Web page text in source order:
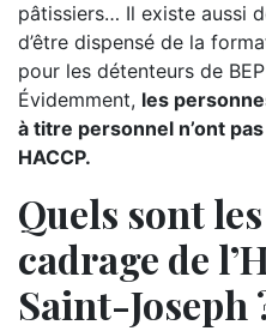
pâtissiers… Il existe aussi
d’être dispensé de la
pour les détenteurs de
Évidemment, les
à titre personnel n’ont
HACCP.
Quels sont
cadrage de
Saint-Joseph